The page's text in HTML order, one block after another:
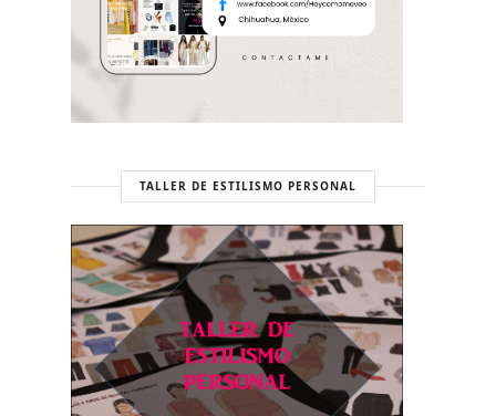
TALLER DE ESTILISMO PERSONAL